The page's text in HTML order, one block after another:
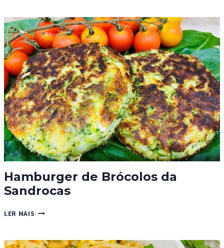
LIMÃO
E
CHILI
Hamburger de Brócolos da
Sandrocas
LER MAIS HAMBURGER
DA